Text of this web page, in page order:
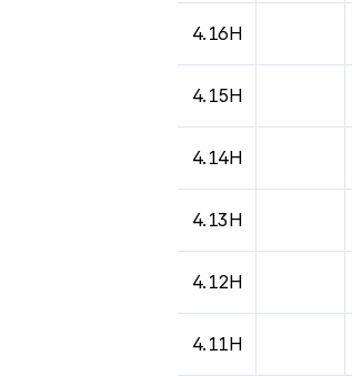
4.16H
4.15H
4.14H
4.13H
4.12H
4.11H